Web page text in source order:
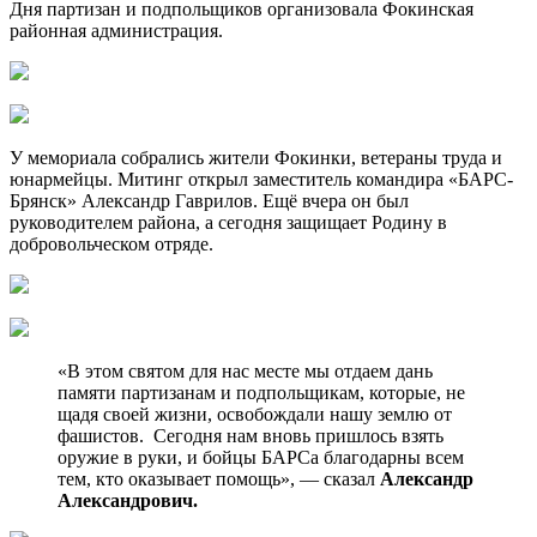
Дня партизан и подпольщиков организовала Фокинская
районная администрация.
У мемориала собрались жители Фокинки, ветераны труда и
юнармейцы. Митинг открыл заместитель командира «БАРС-
Брянск» Александр Гаврилов. Ещё вчера он был
руководителем района, а сегодня защищает Родину в
добровольческом отряде.
«В этом святом для нас месте мы отдаем дань
памяти партизанам и подпольщикам, которые, не
щадя своей жизни, освобождали нашу землю от
фашистов. Сегодня нам вновь пришлось взять
оружие в руки, и бойцы БАРСа благодарны всем
тем, кто оказывает помощь», — сказал Александр
Александрович.